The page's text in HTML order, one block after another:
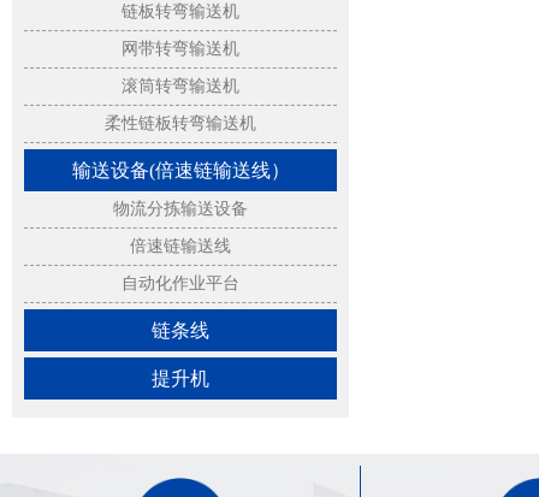
链板转弯输送机
网带转弯输送机
滚筒转弯输送机
柔性链板转弯输送机
输送设备(倍速链输送线）
物流分拣输送设备
倍速链输送线
自动化作业平台
链条线
提升机